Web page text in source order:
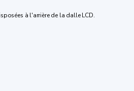
à l'arrière de la dalle LCD.